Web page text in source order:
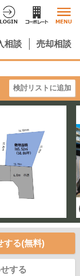
相談 売却相談
検討リストに追加
する(無料)
する